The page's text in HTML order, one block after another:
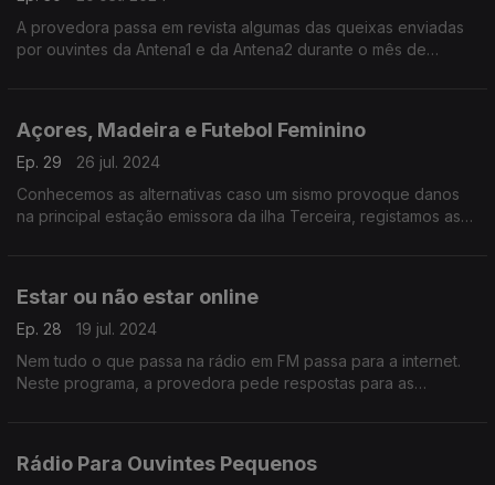
A provedora passa em revista algumas das queixas enviadas
por ouvintes da Antena1 e da Antena2 durante o mês de
Açores, Madeira e Futebol Feminino
Ep. 29
26 jul. 2024
Conhecemos as alternativas caso um sismo provoque danos
na principal estação emissora da ilha Terceira, registamos as
Estar ou não estar online
Ep. 28
19 jul. 2024
Nem tudo o que passa na rádio em FM passa para a internet.
Neste programa, a provedora pede respostas para as
Rádio Para Ouvintes Pequenos